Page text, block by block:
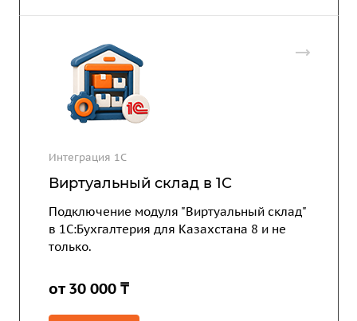
Интеграция 1С
Виртуальный склад в 1С
Подключение модуля "Виртуальный склад"
в 1С:Бухгалтерия для Казахстана 8 и не
только.
от 30 000 ₸